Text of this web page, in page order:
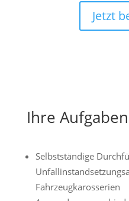
Jetzt
Ihre Aufgaben
Selbstständige
Fahrzeugkarosserien